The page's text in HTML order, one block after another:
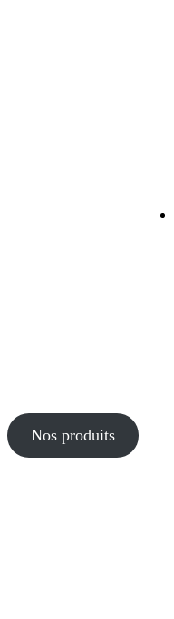
Nos produits